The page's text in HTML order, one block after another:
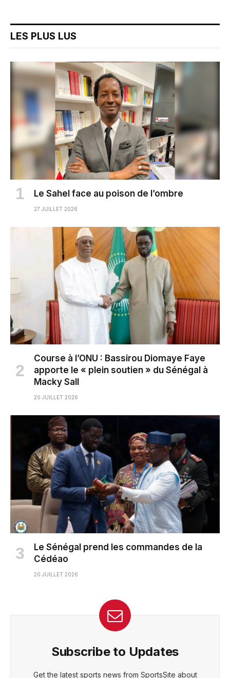
LES PLUS LUS
Le Sahel face au poison de l’ombre
27 JUILLET 2026
Course à l’ONU : Bassirou Diomaye Faye
apporte le « plein soutien » du Sénégal à
Macky Sall
20 JUILLET 2026
Le Sénégal prend les commandes de la
Cédéao
20 JUILLET 2026
Subscribe to Updates
Get the latest sports news from SportsSite about